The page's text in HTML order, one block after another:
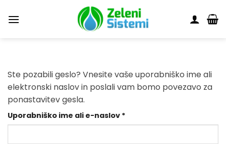
na
Ste pozabili geslo? Vnesite vaše uporabniško ime ali
elektronski naslov in poslali vam bomo povezavo za
ponastavitev gesla.
Uporabniško ime ali e-naslov *